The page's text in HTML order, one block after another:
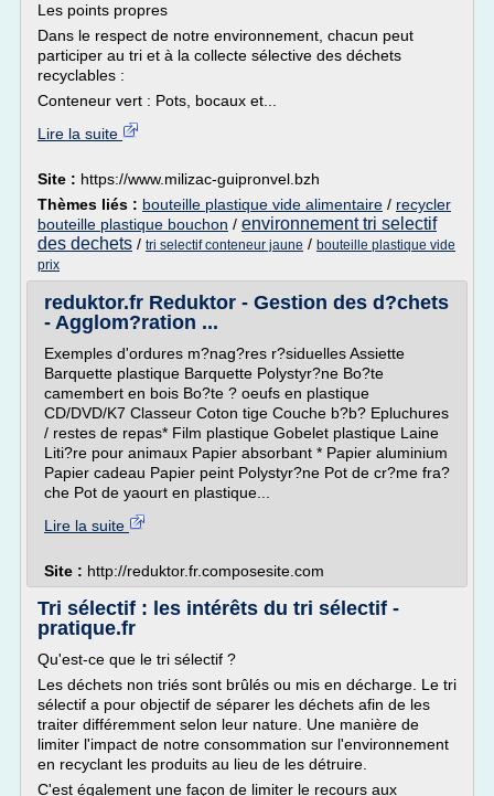
Les points propres
Dans le respect de notre environnement, chacun peut
participer au tri et à la collecte sélective des déchets
recyclables :
Conteneur vert : Pots, bocaux et...
Lire la suite
Site : https://www.milizac-guipronvel.bzh
Thèmes liés : bouteille plastique vide alimentaire / recycler
bouteille plastique bouchon / environnement tri selectif
des dechets / tri selectif conteneur jaune / bouteille plastique vide
prix
reduktor.fr Reduktor - Gestion des d?chets
- Agglom?ration ...
Exemples d'ordures m?nag?res r?siduelles Assiette
Barquette plastique Barquette Polystyr?ne Bo?te
camembert en bois Bo?te ? oeufs en plastique
CD/DVD/K7 Classeur Coton tige Couche b?b? Epluchures
/ restes de repas* Film plastique Gobelet plastique Laine
Liti?re pour animaux Papier absorbant * Papier aluminium
Papier cadeau Papier peint Polystyr?ne Pot de cr?me fra?
che Pot de yaourt en plastique...
Lire la suite
Site : http://reduktor.fr.composesite.com
Tri sélectif : les intérêts du tri sélectif -
pratique.fr
Qu'est-ce que le tri sélectif ?
Les déchets non triés sont brûlés ou mis en décharge. Le tri
sélectif a pour objectif de séparer les déchets afin de les
traiter différemment selon leur nature. Une manière de
limiter l'impact de notre consommation sur l'environnement
en recyclant les produits au lieu de les détruire.
C'est également une façon de limiter le recours aux